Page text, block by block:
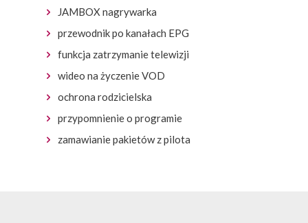
JAMBOX nagrywarka
przewodnik po kanałach EPG
funkcja zatrzymanie telewizji
wideo na życzenie VOD
ochrona rodzicielska
przypomnienie o programie
zamawianie pakietów z pilota